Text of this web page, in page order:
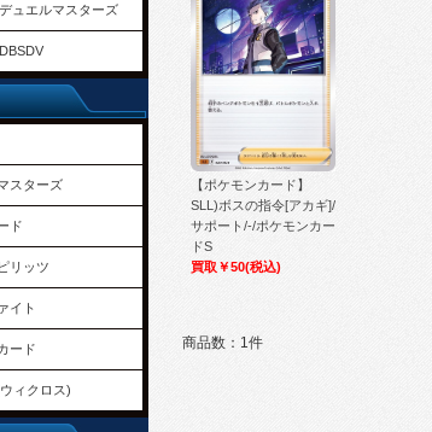
【ポケモンカード】
SLL)ボスの指令[アカギ]/
サポート/-/ポケモンカー
ドS
買取￥50(税込)
商品数：1件
ュエルマスターズ
スターズ
ド
リッツ
イト
ード
ィクロス)